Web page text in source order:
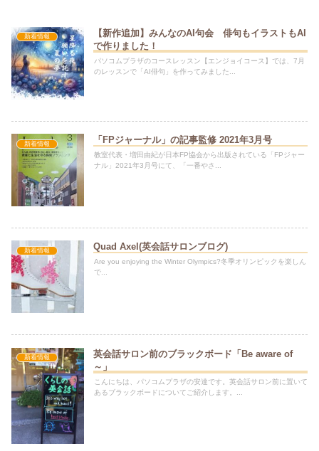
新着情報
【新作追加】みんなのAI句会 俳句もイラストもAI
で作りました！
パソコムプラザのコースレッスン【エンジョイコース】では、7月
のレッスンで「AI俳句」を作ってみました...
新着情報 「FPジャーナル」の記事監修 2021年3月号
教室代表・増田由紀が日本FP協会から出版されている「FPジャー
ナル」2021年3月号にて、「一番やさ...
新着情報 Quad Axel(英会話サロンブログ)
Are you enjoying the Winter Olympics?冬季オリンピックを楽しん
で...
新着情報
英会話サロン前のブラックボード「Be aware of
～」
こんにちは、パソコムプラザの安達です。英会話サロン前に置いて
あるブラックボードについてご紹介します。...